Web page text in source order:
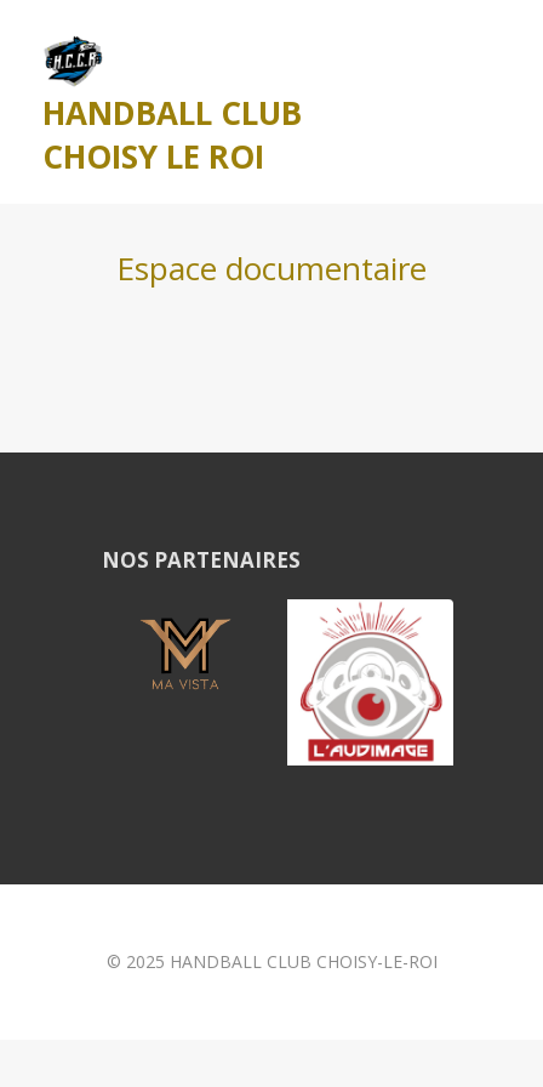
HANDBALL CLUB
CHOISY LE ROI
Espace documentaire
NOS PARTENAIRES
© 2025 HANDBALL CLUB CHOISY-LE-ROI